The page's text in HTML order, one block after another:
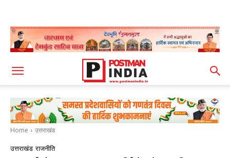
Home उत्तराखंड
उत्तराखंड राजनीति